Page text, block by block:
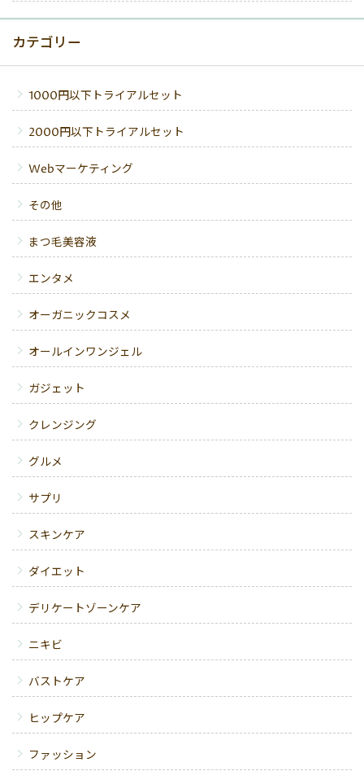
カテゴリー
1000円以下トライアルセット
2000円以下トライアルセット
Webマーケティング
その他
まつ毛美容液
エンタメ
オーガニックコスメ
オールインワンジェル
ガジェット
クレンジング
グルメ
サプリ
スキンケア
ダイエット
デリケートゾーンケア
ニキビ
バストケア
ヒップケア
ファッション